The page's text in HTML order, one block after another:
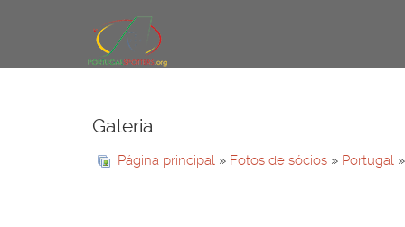
Galeria
Página principal » Fotos de sócios » Portugal